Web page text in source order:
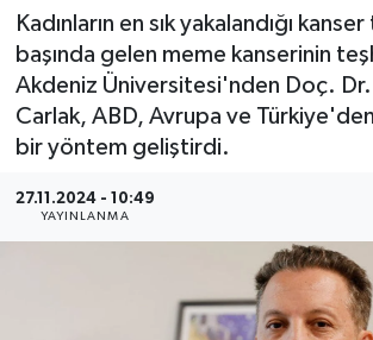
Kadınların en sık yakalandığı
başında gelen meme kanserinin
Akdeniz Üniversitesi'nden Doç. Dr.
Carlak, ABD, Avrupa ve
bir yöntem geliştirdi.
27.11.2024 - 10:49
YAYINLANMA
Ekonomi
Gündem
Tüm Manşetler
Son Dakika Haberleri